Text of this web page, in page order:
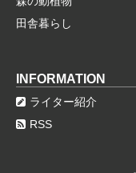
田舎暮らし
INFORMATION
ライター紹介
RSS